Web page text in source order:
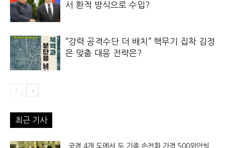
서 환적 방식으로 수입?
“강력 공격수단 더 배치” 핵무기 집착 김정
은 맞춤 대응 전략은?
최근 기사
국경 4개 도에서 두 기종 손전화 가격 500위안씩